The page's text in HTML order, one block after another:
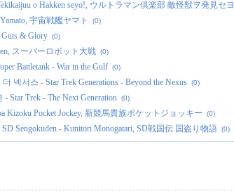
o Hakken seyo!, ウルトラマン倶楽部 敵怪獣ヲ発見セヨ
宇宙戦艦ヤマト (0)
& Glory (0)
スーパーロボット大戦 (0)
Battletank - War in the Gulf (0)
넥서스 - Star Trek Generations - Beyond the Nexus (0)
Trek - The Next Generation (0)
Kizoku Pocket Jockey, 新競馬貴族ポケットジョッキー (0)
Sengokuden - Kunitori Monogatari, SD戦国伝 国盗り物語 (0)